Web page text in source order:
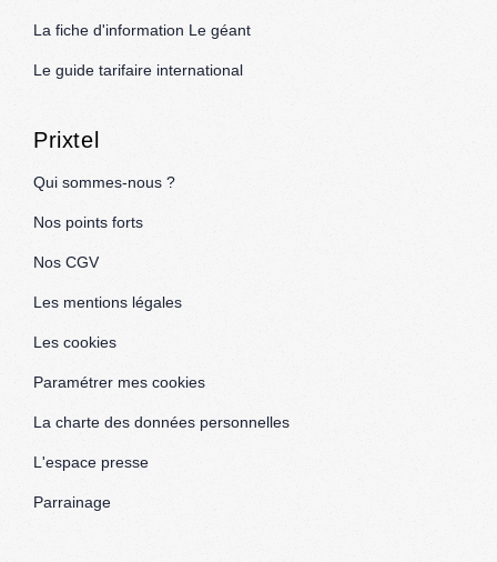
La fiche d'information Le géant
Le guide tarifaire international
Prixtel
Qui sommes-nous ?
Nos points forts
Nos CGV
Les mentions légales
Les cookies
Paramétrer mes cookies
La charte des données personnelles
L'espace presse
Parrainage